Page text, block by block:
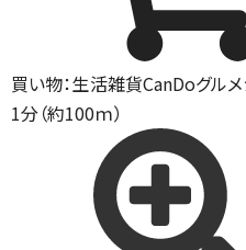
買い物：生活雑貨CanDoグル
1分（約100ｍ）